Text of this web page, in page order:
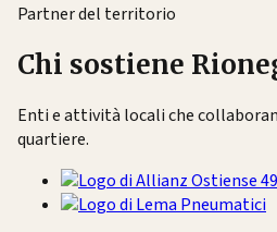
Partner del territorio
Chi sostiene
Enti e attività locali che
quartiere.